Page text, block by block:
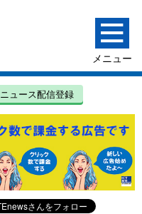
ニュース配信登録